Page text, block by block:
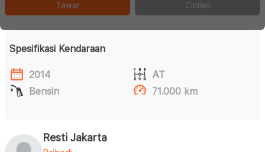
Tawar Cicilan
Spesifikasi Kendaraan
2014
AT
Bensin
71.000 km
Resti Jakarta